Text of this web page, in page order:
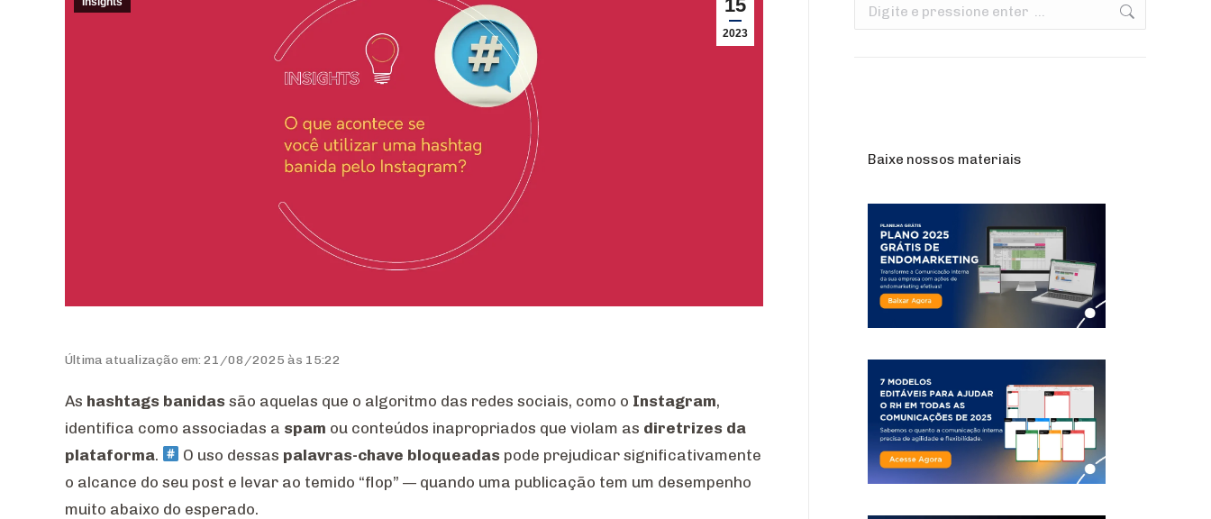
15
2023
Última atualização em: 21/08/2025 às 15:22
As hashtags banidas são aquelas que o algoritmo das redes sociais, como o Instagram,
identifica como associadas a spam ou conteúdos inapropriados que violam as diretrizes da
plataforma. O uso dessas palavras-chave bloqueadas pode prejudicar significativamente
o alcance do seu post e levar ao temido “flop” — quando uma publicação tem um desempenho
muito abaixo do esperado.
Search:
Baixe nossos materiais